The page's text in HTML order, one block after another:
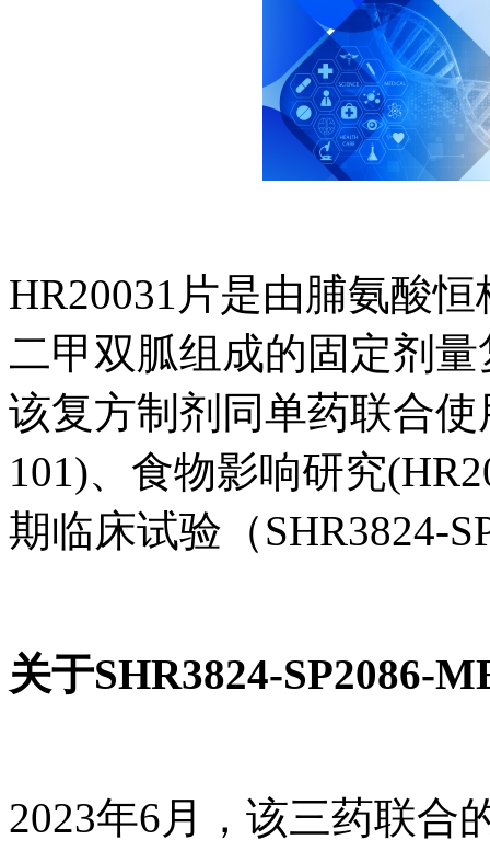
HR20031片是由脯氨酸恒
二甲双胍组成的固定剂
该复方制剂同单药联合
101)、食物影响研究
期临床试验（SHR3824-
关于SHR3824-SP2086-
2023年6月，该三药联